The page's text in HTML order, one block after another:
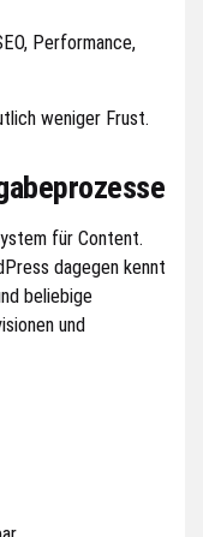
Performance,
weniger Frust.
für Content.
dagegen kennt
beliebige
und